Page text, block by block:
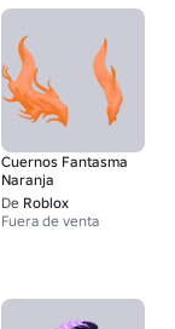
Cuernos Fantasma
Naranja
De Roblox
Fuera de venta